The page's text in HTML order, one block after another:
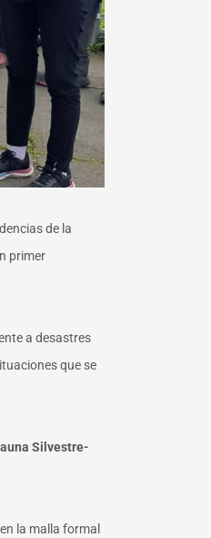
de la
primer
a desastres
que se
Silvestre-
la malla formal